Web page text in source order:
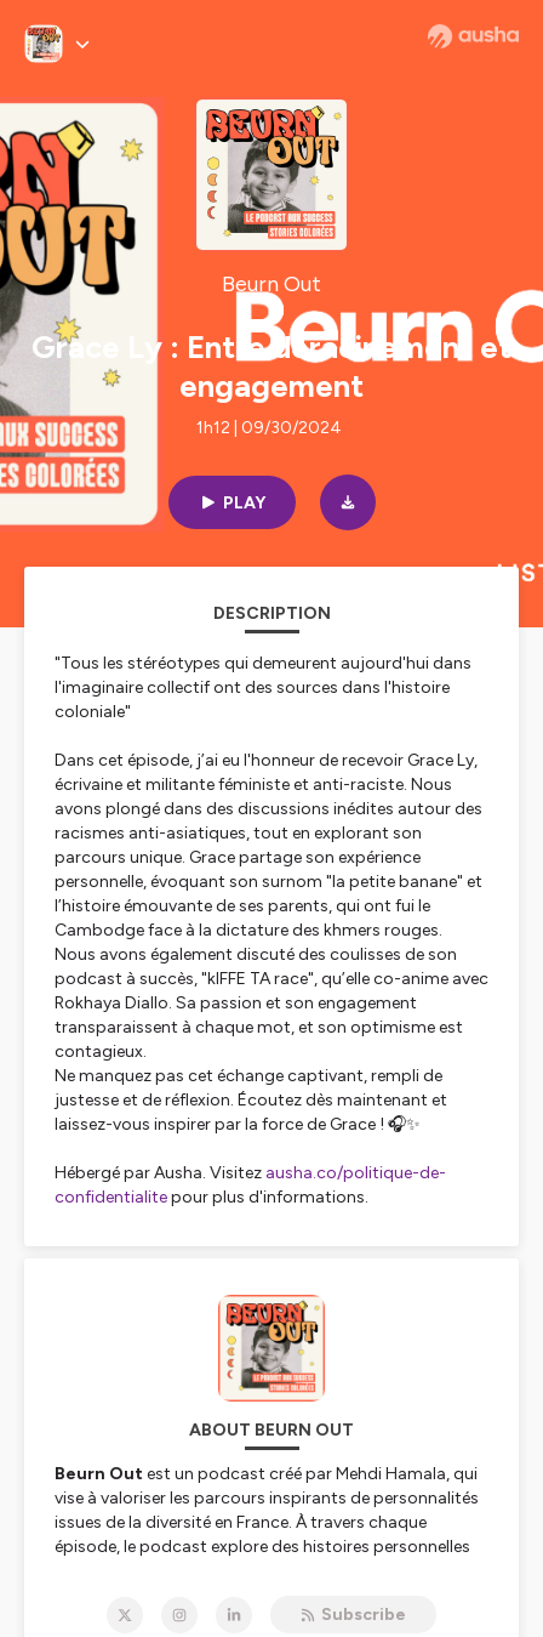
Beurn Out
Grace Ly : Entre déracinement et
engagement
1h12 | 09/30/2024
PLAY
DESCRIPTION
"Tous les stéréotypes qui demeurent aujourd'hui dans
l'imaginaire collectif ont des sources dans l'histoire
coloniale"
Dans cet épisode, j’ai eu l'honneur de recevoir Grace Ly,
écrivaine et militante féministe et anti-raciste. Nous
avons plongé dans des discussions inédites autour des
racismes anti-asiatiques, tout en explorant son
parcours unique. Grace partage son expérience
personnelle, évoquant son surnom "la petite banane" et
l’histoire émouvante de ses parents, qui ont fui le
Cambodge face à la dictature des khmers rouges.
Nous avons également discuté des coulisses de son
podcast à succès, "kIFFE TA race", qu’elle co-anime avec
Rokhaya Diallo. Sa passion et son engagement
transparaissent à chaque mot, et son optimisme est
contagieux.
Ne manquez pas cet échange captivant, rempli de
justesse et de réflexion. Écoutez dès maintenant et
laissez-vous inspirer par la force de Grace ! 🎧✨
Hébergé par Ausha. Visitez ausha.co/politique-de-
confidentialitepour plus d'informations.
ABOUT BEURN OUT
Beurn Outest un podcast créé par Mehdi Hamala, qui
vise à valoriser les parcours inspirants de personnalités
issues de la diversité en France. À travers chaque
épisode, le podcast explore des histoires personnelles
souvent teintés d'humour et d'humanité, permettent
Subscribe